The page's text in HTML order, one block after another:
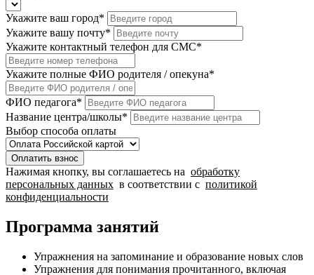
Укажите ваш город*
Укажите вашу почту*
Укажите контактный телефон для СМС*
Укажите полные ФИО родителя / опекуна*
ФИО педагога*
Название центра/школы*
Выбор способа оплаты
Оплатить взнос
Нажимая кнопку, вы соглашаетесь на обработку
персональных данных в соответствии с политикой
конфиденциальности
Программа занятий
Упражнения на запоминание и образование новых слов
Упражнения для понимания прочитанного, включая